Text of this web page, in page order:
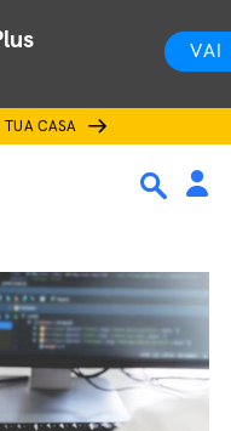
VAI
TUA CASA